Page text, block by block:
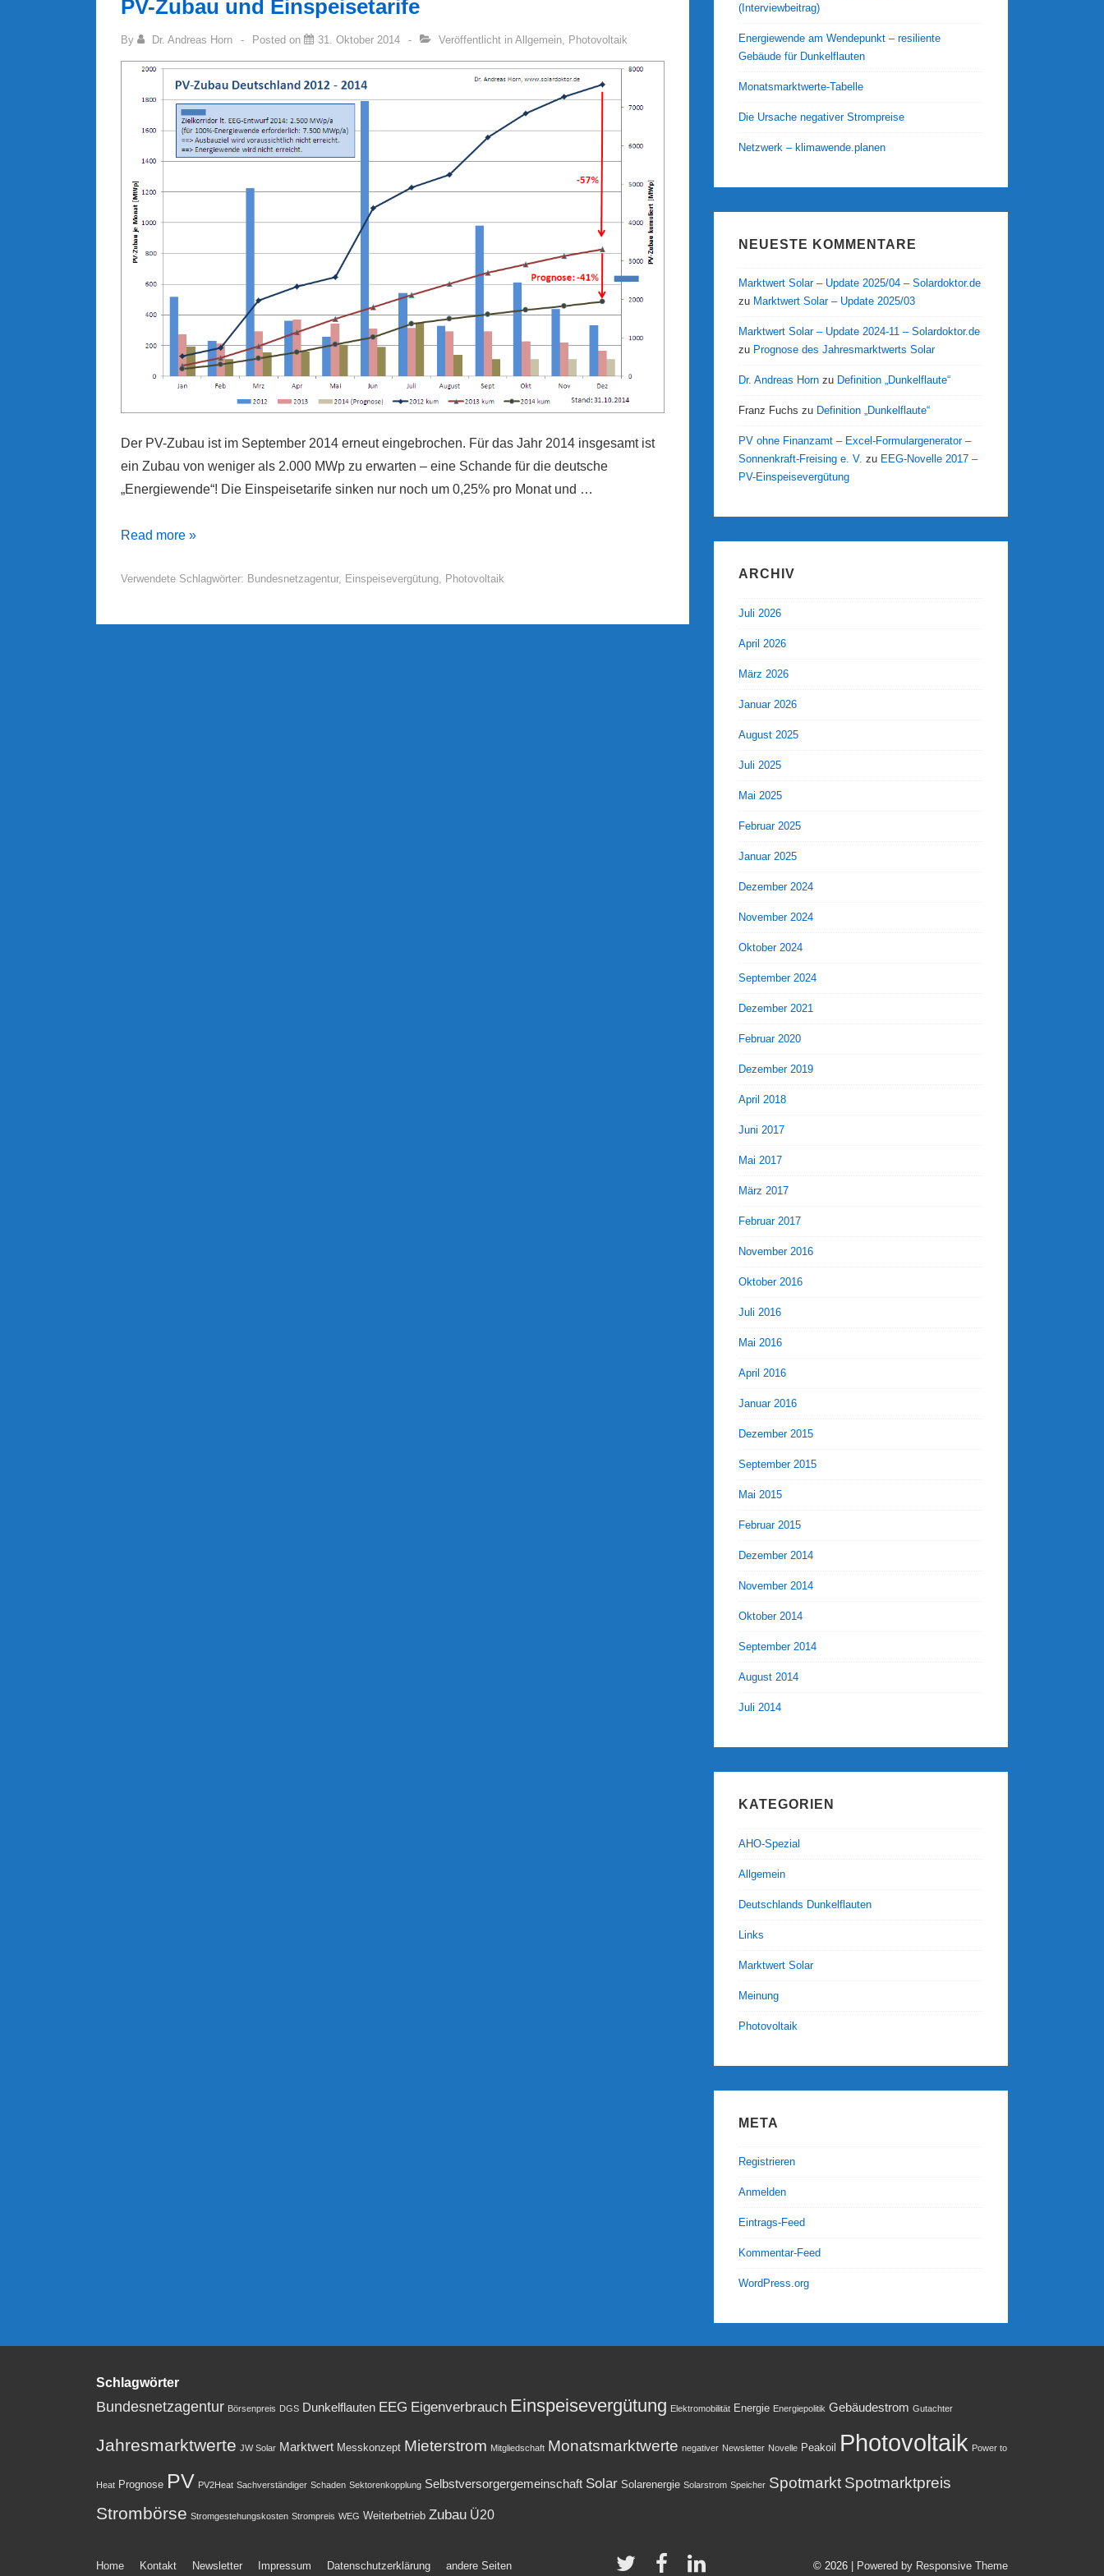
PV-Zubau und Einspeisetarife
By Dr. Andreas Horn Posted on 31. Oktober 2014 Veröffentlicht in Allgemein, Photovoltaik
Der PV-Zubau ist im September 2014 erneut eingebrochen. Für das Jahr 2014 insgesamt ist
ein Zubau von weniger als 2.000 MWp zu erwarten – eine Schande für die deutsche
„Energiewende“! Die Einspeisetarife sinken nur noch um 0,25% pro Monat und …
PV-
und
Read more »
Verwendete Schlagwörter: Bundesnetzagentur, Einspeisevergütung, Photovoltaik
(Interviewbeitrag)
Energiewende am Wendepunkt – resiliente
Gebäude für Dunkelflauten
Monatsmarktwerte-Tabelle
Die Ursache negativer Strompreise
Netzwerk – klimawende.planen
NEUESTE KOMMENTARE
Marktwert Solar – Update 2025/04 – Solardoktor.de
zu Marktwert Solar – Update 2025/03
Marktwert Solar – Update 2024-11 – Solardoktor.de
zu Prognose des Jahresmarktwerts Solar
Dr. Andreas Horn zu Definition „Dunkelflaute“
Franz Fuchs zu Definition „Dunkelflaute“
PV ohne Finanzamt – Excel-Formulargenerator –
Sonnenkraft-Freising e. V. zu EEG-Novelle 2017 –
PV-Einspeisevergütung
ARCHIV
Juli 2026
April 2026
März 2026
Januar 2026
August 2025
Juli 2025
Mai 2025
Februar 2025
Januar 2025
Dezember 2024
November 2024
Oktober 2024
September 2024
Dezember 2021
Februar 2020
Dezember 2019
April 2018
Juni 2017
Mai 2017
März 2017
Februar 2017
November 2016
Oktober 2016
Juli 2016
Mai 2016
April 2016
Januar 2016
Dezember 2015
September 2015
Mai 2015
Februar 2015
Dezember 2014
November 2014
Oktober 2014
September 2014
August 2014
Juli 2014
KATEGORIEN
AHO-Spezial
Allgemein
Deutschlands Dunkelflauten
Links
Marktwert Solar
Meinung
Photovoltaik
META
Registrieren
Anmelden
Eintrags-Feed
Kommentar-Feed
WordPress.org
Schlagwörter
Bundesnetzagentur Börsenpreis DGS Dunkelflauten EEG Eigenverbrauch Einspeisevergütung Elektromobilität Energie Energiepolitik Gebäudestrom Gutachter
Jahresmarktwerte JW Solar Marktwert Messkonzept Mieterstrom Mitgliedschaft Monatsmarktwerte negativer Newsletter Novelle Peakoil Photovoltaik Power to
Heat Prognose PV PV2Heat Sachverständiger Schaden Sektorenkopplung Selbstversorgergemeinschaft Solar Solarenergie Solarstrom Speicher Spotmarkt Spotmarktpreis
Strombörse Stromgestehungskosten Strompreis WEG Weiterbetrieb Zubau Ü20
Footer-
Home Kontakt Newsletter Impressum Datenschutzerklärung andere Seiten © 2026 | Powered by Responsive Theme